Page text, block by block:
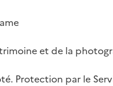
et de la
Protection par le